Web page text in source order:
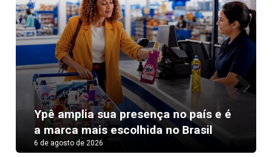
Ypê amplia sua presença no país e é
a marca mais escolhida no Brasil
6 de agosto de 2026
Next